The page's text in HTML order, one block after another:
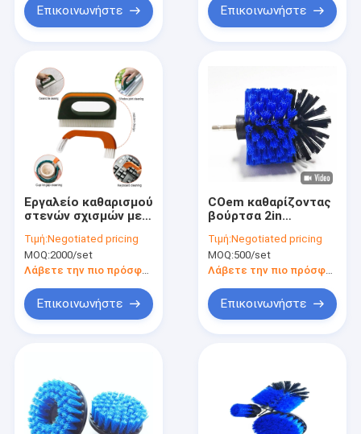
Προϊόντα
Εμφάνιση VR
Επικοινωνήστε Επικοινωνήστε
Εργαλείο καθαρισμού
στενών σχισμών με
καθαρισμού στενών
σχισμών με βούρτσα
Τιμή:Negotiated pricing
MOQ:2000/set
Λάβετε την πιο πρόσφατη τιμή
Επικοινωνήστε
COem καθαρίζοντας
βούρτσα 2in
ηλεκτρική σύνδεση
τρυπανιών τριφτών
πατωμάτων
Τιμή:Negotiated pricing
MOQ:500/set
Λάβετε την πιο πρόσφατη τιμή
Επικοινωνήστε